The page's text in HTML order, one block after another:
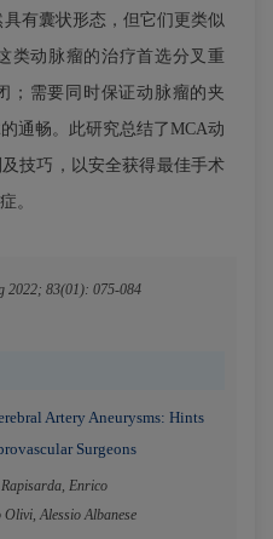
有囊状形态，但它们更类似
类动脉瘤的治疗首选分叉重
；需要同时保证动脉瘤的夹
通畅。此研究总结了MCA动
技巧，以安全获得最佳手术
。
2022; 83(01): 075-084
Artery Aneurysms: Hints
Surgeons
Enrico
Olivi Alessio Albanese